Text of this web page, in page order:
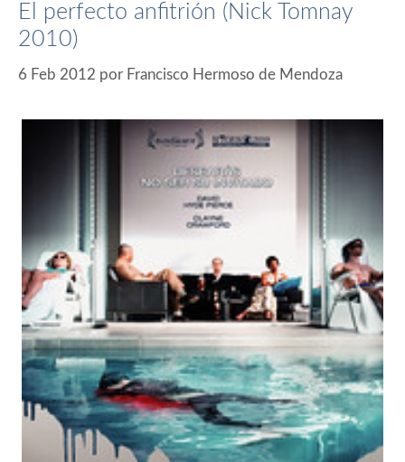
El perfecto anfitrión (Nick Tomnay
2010)
6 Feb 2012 por Francisco Hermoso de Mendoza